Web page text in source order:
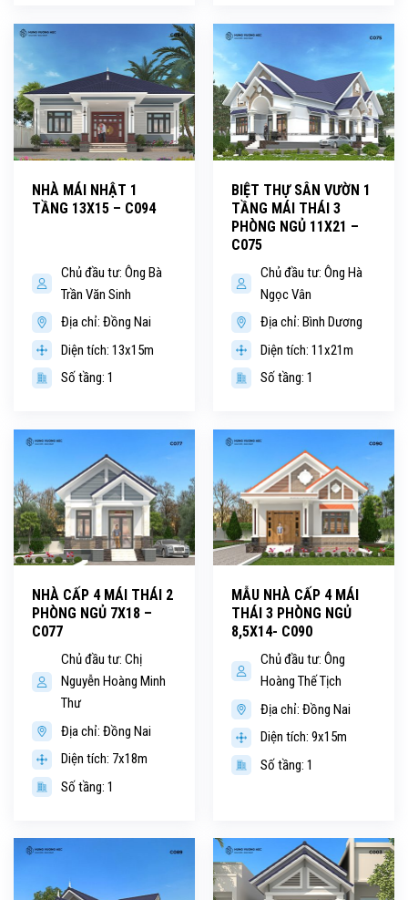
NHÀ MÁI NHẬT 1
TẦNG 13X15 – C094
Chủ đầu tư: Ông Bà
Trần Văn Sinh
Địa chỉ: Đồng Nai
Diện tích: 13x15m
Số tầng: 1
BIỆT THỰ SÂN VƯỜN 1
TẦNG MÁI THÁI 3
PHÒNG NGỦ 11X21 –
C075
Chủ đầu tư: Ông Hà
Ngọc Vân
Địa chỉ: Bình Dương
Diện tích: 11x21m
Số tầng: 1
NHÀ CẤP 4 MÁI THÁI 2
PHÒNG NGỦ 7X18 –
C077
Chủ đầu tư: Chị
Nguyễn Hoàng Minh
Thư
Địa chỉ: Đồng Nai
Diện tích: 7x18m
Số tầng: 1
MẪU NHÀ CẤP 4 MÁI
THÁI 3 PHÒNG NGỦ
8,5X14- C090
Chủ đầu tư: Ông
Hoàng Thế Tịch
Địa chỉ: Đồng Nai
Diện tích: 9x15m
Số tầng: 1